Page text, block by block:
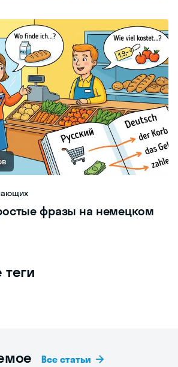
фразы на немецком
Все статьи